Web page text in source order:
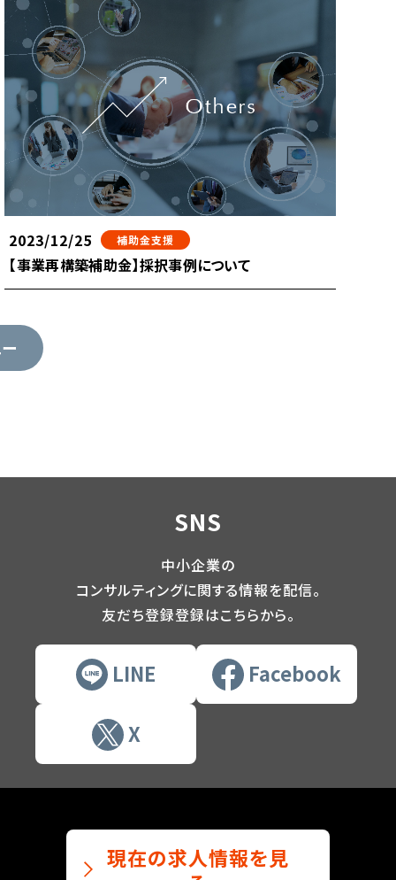
2023/12/25 補助金支援
【事業再構築補助金】採択事例について
SNS
中小企業の
コンサルティングに関する情報を配信。
友だち登録登録はこちらから。
LINE Facebook
X
現在の求人情報を見